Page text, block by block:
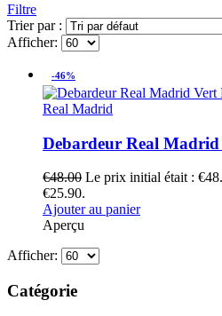
Filtre
Trier par :
Afficher:
-46%
Real Madrid
Debardeur Real Madrid
€48.00 Le prix initial était :
€25.90.
Ajouter au panier
Aperçu
Afficher:
Catégorie